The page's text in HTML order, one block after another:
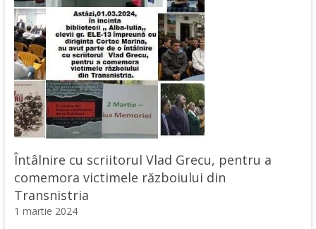
Întâlnire cu scriitorul Vlad Grecu, pentru a
comemora victimele războiului din
Transnistria
1 martie 2024